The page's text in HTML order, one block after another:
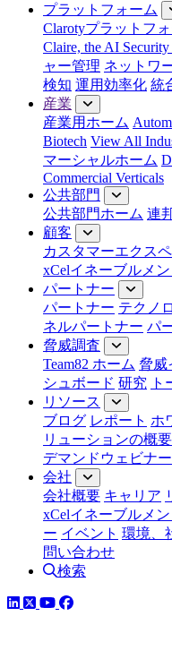
プラットフォーム
Clarotyプラットフ
Claire, the AI
ャー管理 ネットワ
検知 運用効率化 統
産業
産業用ホーム
Biotech View All
マーシャルホーム
Commercial Verticals
公共部門
公共部門ホーム 連
顧客
カスタマーエクス
xCelイネーブルメ
パートナー
パートナー テクノ
ネルパートナー パ
脅威調査
Team82 ホーム 脅威
シュボード 研究 ト
リソース
ブログ レポート ホ
リューションの概要
デマンドウェビナー
会社
会社概要 キャリア
xCelイネーブルメ
ー イベント 環境、
問い合わせ
検索
LinkedIn
ツイッター
YouTube
Facebook